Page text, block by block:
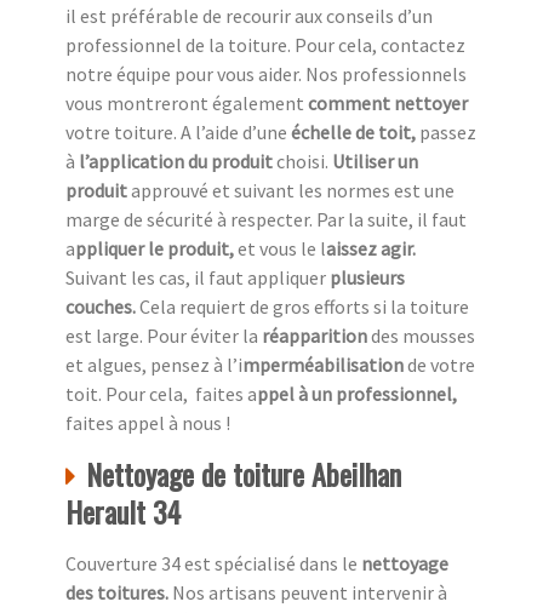
il est préférable de recourir aux conseils d’un
professionnel de la toiture. Pour cela, contactez
notre équipe pour vous aider. Nos professionnels
vous montreront également comment nettoyer
votre toiture. A l’aide d’une échelle de toit, passez
à l’application du produitchoisi. Utiliser un
produitapprouvé et suivant les normes est une
marge de sécurité à respecter. Par la suite, il faut
appliquer le produit,et vous le laissez agir.
Suivant les cas, il faut appliquer plusieurs
couches.Cela requiert de gros efforts si la toiture
est large. Pour éviter la réapparitiondes mousses
et algues, pensez à l’imperméabilisationde votre
toit. Pour cela, faites appel à un professionnel,
faites appel à nous !
Nettoyage de toiture Abeilhan
Herault 34
Couverture 34 est spécialisé dans le nettoyage
des toitures. Nos artisans peuvent intervenir à